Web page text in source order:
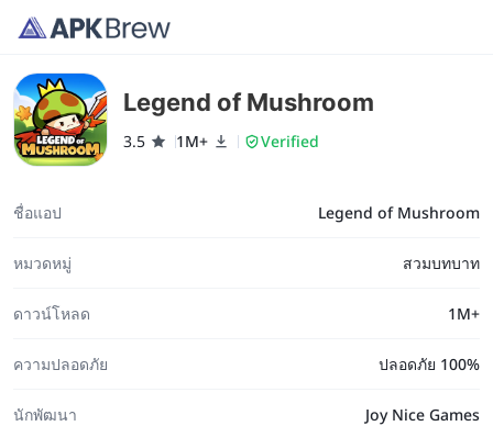
Legend of Mushroom
3.5 1M+ Verified
ชื่อแอป Legend of Mushroom
หมวดหมู่ สวมบทบาท
ดาวน์โหลด 1M+
ความปลอดภัย ปลอดภัย 100%
นักพัฒนา Joy Nice Games